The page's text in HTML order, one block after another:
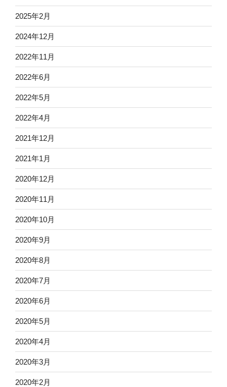
2025年2月
2024年12月
2022年11月
2022年6月
2022年5月
2022年4月
2021年12月
2021年1月
2020年12月
2020年11月
2020年10月
2020年9月
2020年8月
2020年7月
2020年6月
2020年5月
2020年4月
2020年3月
2020年2月